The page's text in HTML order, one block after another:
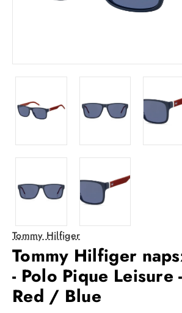
Tommy Hilfiger
Tommy Hilfiger
- Polo Pique Leisure
Red / Blue